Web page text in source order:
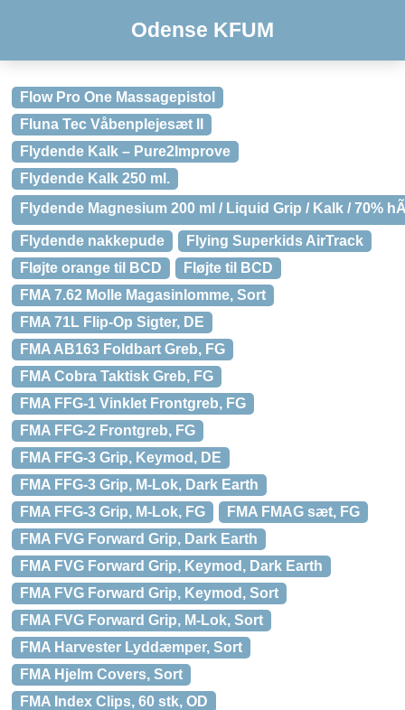
Odense KFUM
Flow Pro One Massagepistol
Fluna Tec Våbenplejesæt II
Flydende Kalk – Pure2Improve
Flydende Kalk 250 ml.
Flydende Magnesium 200 ml / Liquid Grip / Kalk / 70%
Flydende nakkepude
Flying Superkids AirTrack
Fløjte orange til BCD
Fløjte til BCD
FMA 7.62 Molle Magasinlomme, Sort
FMA 71L Flip-Op Sigter, DE
FMA AB163 Foldbart Greb, FG
FMA Cobra Taktisk Greb, FG
FMA FFG-1 Vinklet Frontgreb, FG
FMA FFG-2 Frontgreb, FG
FMA FFG-3 Grip, Keymod, DE
FMA FFG-3 Grip, M-Lok, Dark Earth
FMA FFG-3 Grip, M-Lok, FG
FMA FMAG sæt, FG
FMA FVG Forward Grip, Dark Earth
FMA FVG Forward Grip, Keymod, Dark Earth
FMA FVG Forward Grip, Keymod, Sort
FMA FVG Forward Grip, M-Lok, Sort
FMA Harvester Lyddæmper, Sort
FMA Hjelm Covers, Sort
FMA Index Clips, 60 stk, OD